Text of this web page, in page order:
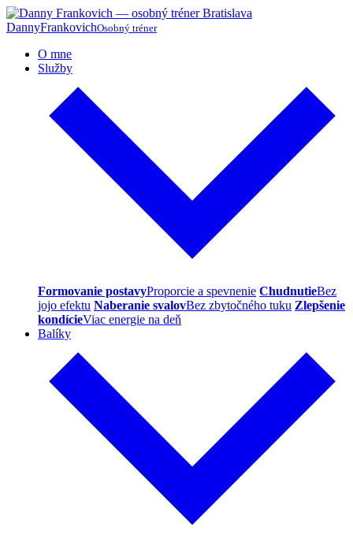
DannyFrankovichOsobný tréner
O mne
Služby
Formovanie postavyProporcie a spevnenie ChudnutieBez
jojo efektu Naberanie svalovBez zbytočného tuku Zlepšenie
kondícieViac energie na deň
Balíky